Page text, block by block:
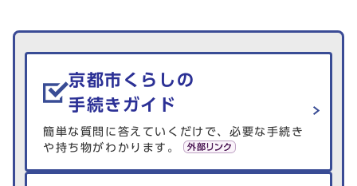
生活情報を探す
京都市くらしの
手続きガイド
簡単な質問に答えていくだけで、必要な手続き
や持ち物がわかります。